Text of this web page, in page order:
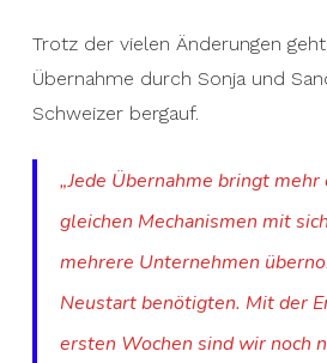
Trotz der vielen Änderungen
Übernahme durch Sonja und
Schweizer bergauf.
„Jede Übernahme bringt
gleichen Mechanismen mit
mehrere Unternehmen
Neustart benötigten. Mit der
ersten Wochen sind wir noch